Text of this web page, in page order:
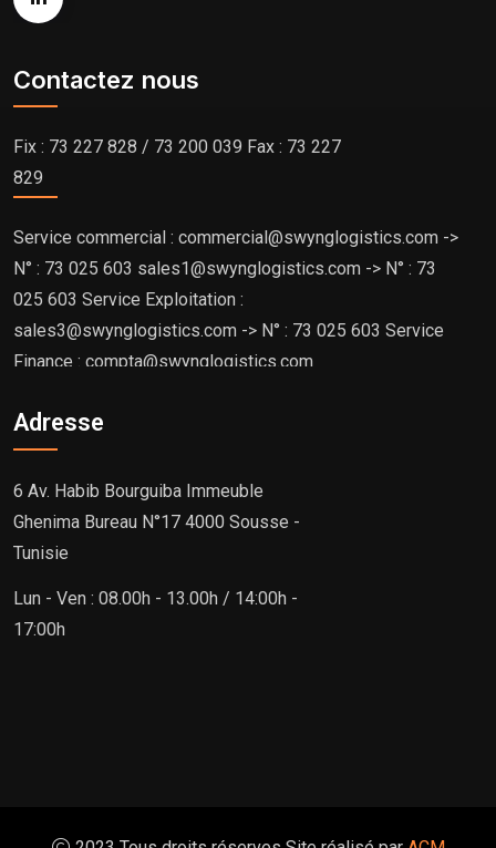
Contactez nous
Fix : 73 227 828 / 73 200 039 Fax : 73 227
829
Service commercial : commercial@swynglogistics.com ->
N° : 73 025 603 sales1@swynglogistics.com -> N° : 73
025 603 Service Exploitation :
sales3@swynglogistics.com -> N° : 73 025 603 Service
Finance : compta@swynglogistics.com
Adresse
6 Av. Habib Bourguiba Immeuble
Ghenima Bureau N°17 4000 Sousse -
Tunisie
Lun - Ven : 08.00h - 13.00h / 14:00h -
17:00h